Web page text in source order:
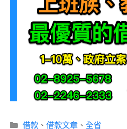
分
借款、 借款文章、 全省